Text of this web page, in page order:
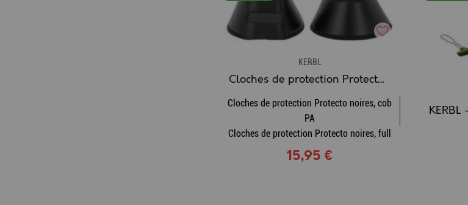
KERBL
Cloches de protection Protecto noires
Cloches de protection Protecto noires, cob
PA
Cloches de protection Protecto noires, full
15,95 €